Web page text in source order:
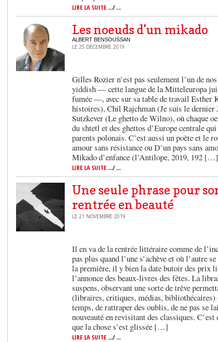
LIRE LA SUITE .../ ...
Les noeuds d’un mikado
ALBERT BENSOUSSAN
LE 25 DÉCEMBRE 2019
Gilles Rozier n’est pas seulement l’un de
yiddish — cette langue de la Mitteleuropa
fumée —, avec sur sa table de travail Esther
histoires), Chil Rajchman (Je suis le
Sutzkever (Le ghetto de Wilno), où chaque
du shtetl et des ghettos d’Europe centrale
parents polonais. C’est aussi un poète et le
amour sans résistance ou D’un pays sans
Mikado d’enfance (l’Antilope, 2019, 192 […]
LIRE LA SUITE .../ ...
Une seule phrase pour
rentrée en beauté
LE 21 NOVEMBRE 2019
Il en va de la rentrée littéraire comme de
pas plus quand l’une s’achève et où l’autre
la première, il y bien la date butoir des prix
l’annonce des beaux-livres des fêtes. La
suspens, observant une sorte de trêve
(libraires, critiques, médias, bibliothécaires)
temps, de rattraper des oublis, de ne pas se
nouveauté en revisitant des classiques.
que la chose s’est glissée […]
LIRE LA SUITE .../ ...